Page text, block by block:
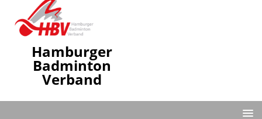
Hamburger
Badminton
Verband